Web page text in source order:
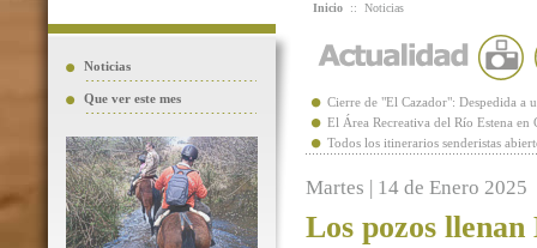
Noticias
Que ver este mes
Inicio :: Noticias
Cierre de "El Cazador": Despedida a
El Área Recreativa del Río Estena
Todos los itinerarios senderistas
Martes | 14 de Enero 2025
Los pozos